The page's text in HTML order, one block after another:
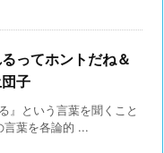
ってホントだね＆
子
』という言葉を聞くこと
言葉を各論的 ...